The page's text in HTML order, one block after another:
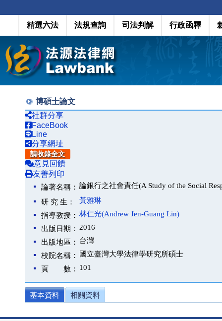
精選六法 法規查詢 司法判解 行政函釋
博碩士論文
社群分享
FaceBook
Line
分享網址
請收錄全文
意見回饋
友善列印
論著名稱： 論銀行之社會責任(A Study of the Social
研 究 生：
黃雅琳
指導教授： 林仁光(Andrew Jen-Guang Lin)
出版日期： 2016
出版地區： 台灣
校院名稱：
國立臺灣大學法律學研究所碩士
頁 數： 101
基本資料 相關資料